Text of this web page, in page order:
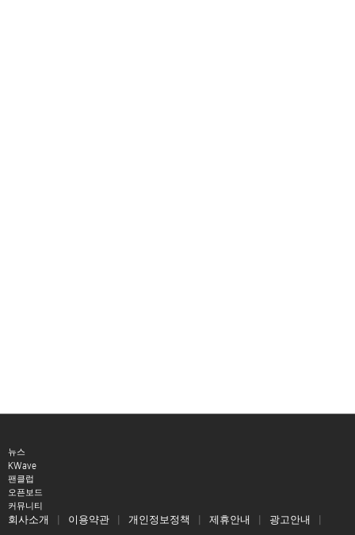
뉴스
KWave
팬클럽
오픈보드
커뮤니티
회사소개 이용약관 개인정보정책 제휴안내 광고안내